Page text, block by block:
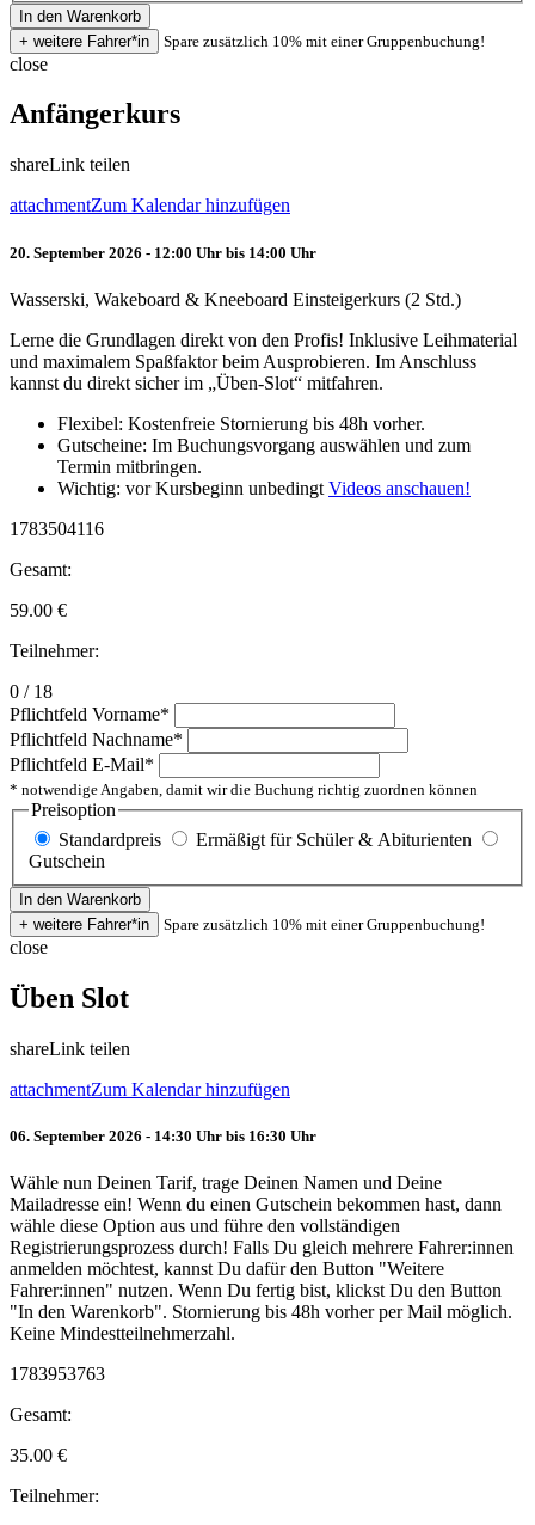
Spare zusätzlich 10% mit einer Gruppenbuchung!
close
Anfängerkurs
shareLink teilen
attachmentZum Kalendar hinzufügen
20. September 2026 - 12:00 Uhr bis 14:00 Uhr
Wasserski, Wakeboard & Kneeboard Einsteigerkurs (2 Std.)
Lerne die Grundlagen direkt von den Profis! Inklusive Leihmaterial
und maximalem Spaßfaktor beim Ausprobieren. Im Anschluss
kannst du direkt sicher im „Üben-Slot“ mitfahren.
Flexibel: Kostenfreie Stornierung bis 48h vorher.
Gutscheine: Im Buchungsvorgang auswählen und zum
Termin mitbringen.
Wichtig: vor Kursbeginn unbedingt Videos anschauen!
1783504116
Gesamt:
59.00 €
Teilnehmer:
0 / 18
Pflichtfeld Vorname*
Pflichtfeld Nachname*
Pflichtfeld E-Mail*
* notwendige Angaben, damit wir die Buchung richtig zuordnen können
Preisoption
Standardpreis
Ermäßigt für Schüler & Abiturienten
Gutschein
Spare zusätzlich 10% mit einer Gruppenbuchung!
close
Üben Slot
shareLink teilen
attachmentZum Kalendar hinzufügen
06. September 2026 - 14:30 Uhr bis 16:30 Uhr
Wähle nun Deinen Tarif, trage Deinen Namen und Deine
Mailadresse ein! Wenn du einen Gutschein bekommen hast, dann
wähle diese Option aus und führe den vollständigen
Registrierungsprozess durch! Falls Du gleich mehrere Fahrer:innen
anmelden möchtest, kannst Du dafür den Button "Weitere
Fahrer:innen" nutzen. Wenn Du fertig bist, klickst Du den Button
"In den Warenkorb". Stornierung bis 48h vorher per Mail möglich.
Keine Mindestteilnehmerzahl.
1783953763
Gesamt:
35.00 €
Teilnehmer: